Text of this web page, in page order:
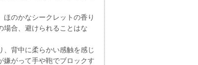
のかなシークレットの香り
場合、避けられることはな
背中に柔らかい感触を感じ
嫌がって手や鞄でブロックす